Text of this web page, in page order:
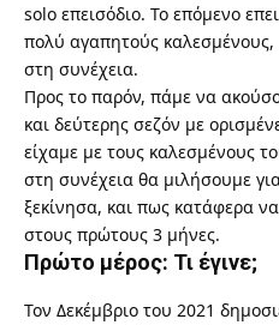
solo επεισόδιο. Το επόμενο
πολύ αγαπητούς
στη συνέχεια.
Προς το παρόν, πάμε να
και δεύτερης σεζόν με
είχαμε με τους καλεσμένους
στη συνέχεια θα μιλήσουμε
ξεκίνησα, και πως κατάφερα
στους πρώτους 3 μήνες.
Πρώτο μέρος: Τι έγινε;
Τον Δεκέμβριο του 2021